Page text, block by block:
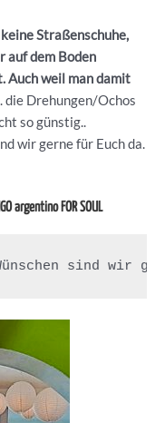
Straßenschuhe,
auf dem Boden
Auch weil man damit
die Drehungen/Ochos
so günstig..
wir gerne für Euch da.
argentino FOR SOUL
sind wir